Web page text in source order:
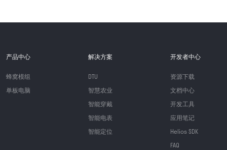
产品中心
蜂窝模组
单板电脑
解决方案
DTU
智慧农业
智能穿戴
智能电表
智能定位
开发者中心
资源下载
文档中心
开发工具
应用笔记
Helios SDK
FAQ